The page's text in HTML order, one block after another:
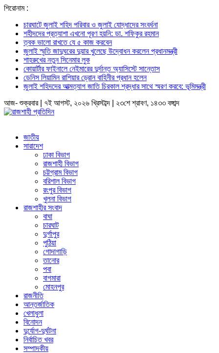
শিরোনাম :
চারঘাটে জুলাই শহিদ পরিবার ও জুলাই যোদ্ধাদের সংবর্ধনা
শহীদদের প্রত্যাশা এখনো পূরণ হয়নি: ডা. শফিকুর রহমান
ত্বক ভালো রাখতে যে ৫ কাজ করবেন
জুলাই স্মৃতি জাদুঘরের দুয়ার খুলেছে উদ্বোধন করলেন প্রধানমন্ত্রী
শাহরুখের নতুন সিনেমার লুক
কোয়ার্টার ফাইনালে নেইমারের দুর্দান্ত অ্যাসিস্টে সান্তোস
ডেনিস লিয়ামিন রাশিয়ার ড্রোন বাহিনীর প্রধান হলেন
জুলাই শহিদদের আত্মত্যাগ জাতি চিরকাল শ্রদ্ধার সাথে স্মরণ করবে: ভূমিমন্ত্রী
আজ- শুক্রবার | ৭ই আগস্ট, ২০২৬ খ্রিস্টাব্দ | ২৩শে শ্রাবণ, ১৪৩৩ বঙ্গাব্দ
জাতীয়
সারাদেশ
ঢাকা বিভাগ
রাজশাহী বিভাগ
চট্টগ্রাম বিভাগ
বরিশাল বিভাগ
রংপুর বিভাগ
খুলনা বিভাগ
রাজশাহীর সংবাদ
বাঘা
চারঘাট
দুর্গাপুর
পুঠিয়া
গোদাগাড়ি
তানোর
পবা
বাগমারা
মোহনপুর
রাজনীতি
আন্তর্জাতিক
খেলাধুলা
বিনোদন
দুর্যোগ-দুর্ঘটনা
নির্বাচিত খবর
সম্পাদকীয়